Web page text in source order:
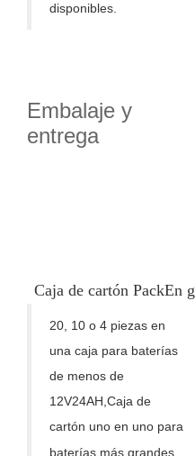
disponibles.
Embalaje y
entrega
Caja de cartónPackEn g
20, 10 o 4 piezas en
una caja para baterías
de menos de
12V24AH,Caja de
cartón uno en uno para
baterías más grandes.